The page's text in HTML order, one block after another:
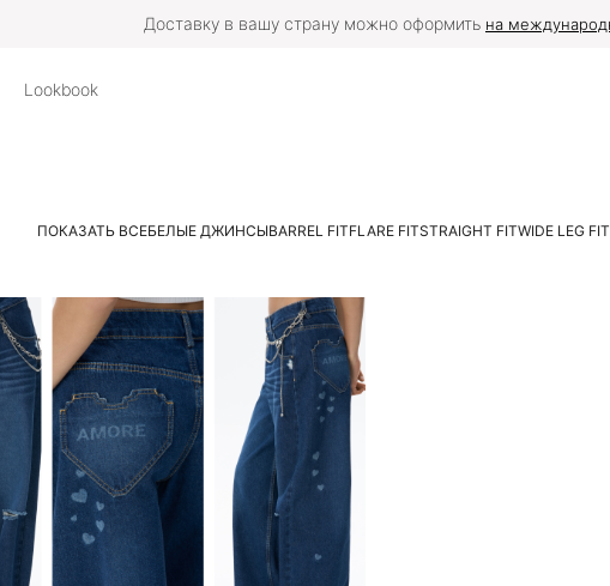
Доставку в вашу страну можно оформить на
Lookbook
ПОКАЗАТЬ ВСЕБЕЛЫЕ ДЖИНСЫBARREL FITFLARE FITSTRAIGHT FITWIDE LEG FIT